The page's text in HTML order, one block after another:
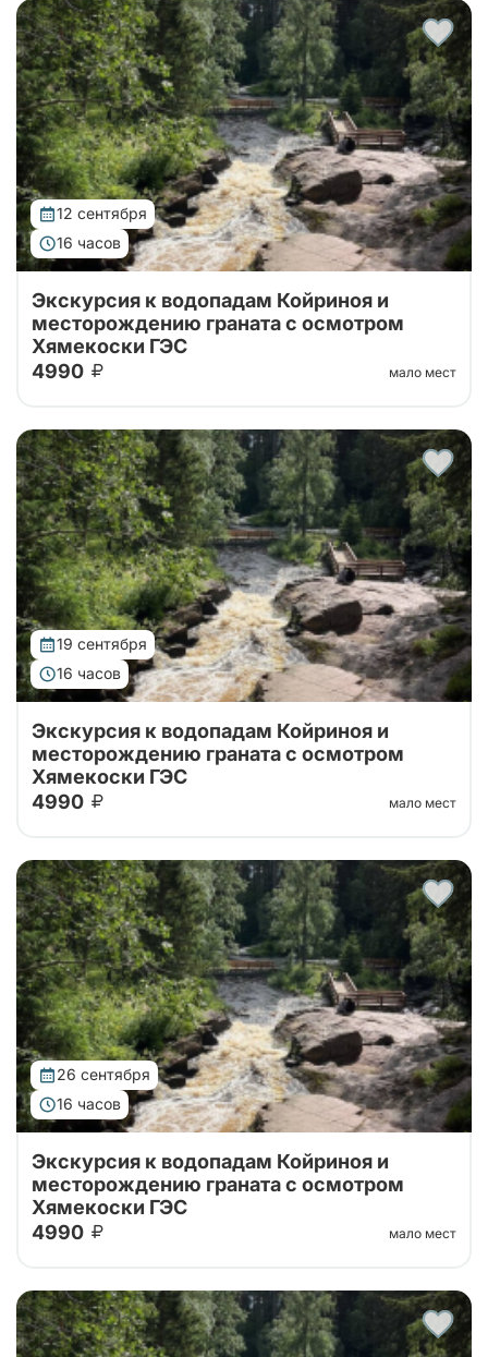
финские гидроэлектростанции и гранатовые копи.
Природа, история и минералы в насыщенном и
увлекательном маршруте.
12 сентября
16 часов
финские гидроэлектростанции и гранатовые копи.
Природа, история и минералы в насыщенном и
увлекательном маршруте.
Экскурсия к водопадам Койриноя и
месторождению граната с осмотром
Хямекоски ГЭС
4990
мало мест
19 сентября
16 часов
финские гидроэлектростанции и гранатовые копи.
Природа, история и минералы в насыщенном и
увлекательном маршруте.
Экскурсия к водопадам Койриноя и
месторождению граната с осмотром
Хямекоски ГЭС
4990
мало мест
26 сентября
16 часов
финские гидроэлектростанции и гранатовые копи.
Природа, история и минералы в насыщенном и
увлекательном маршруте.
Экскурсия к водопадам Койриноя и
месторождению граната с осмотром
Хямекоски ГЭС
4990
мало мест